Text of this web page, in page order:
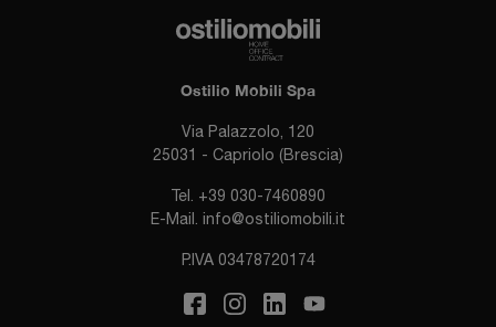
Ostilio Mobili Spa
Via Palazzolo, 120
25031 - Capriolo (Brescia)
Tel. +39 030-7460890
E-Mail. info@ostiliomobili.it
P.IVA 03478720174